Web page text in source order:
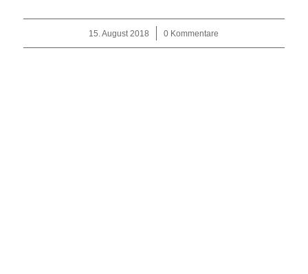
15. August 2018
/ 0 Kommentare